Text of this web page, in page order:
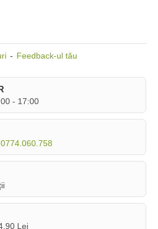
- Feedback-ul tău
- 17:00
0774.060.758
Lei